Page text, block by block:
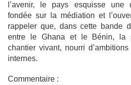
l’avenir, le pays esquisse une
fondée sur la médiation et
rappeler que, dans cette bande
entre le Ghana et le Bénin, la
chantier vivant, nourri
internes.
Commentaire :